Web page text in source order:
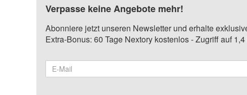
Verpasse keine Angebote mehr!
Abonniere jetzt unseren Newsletter und erhalte
Extra-Bonus: 60 Tage Nextory kostenlos - Zugriff auf